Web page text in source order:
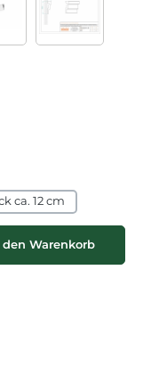
ca. 12 cm
benutze die
den Warenkorb